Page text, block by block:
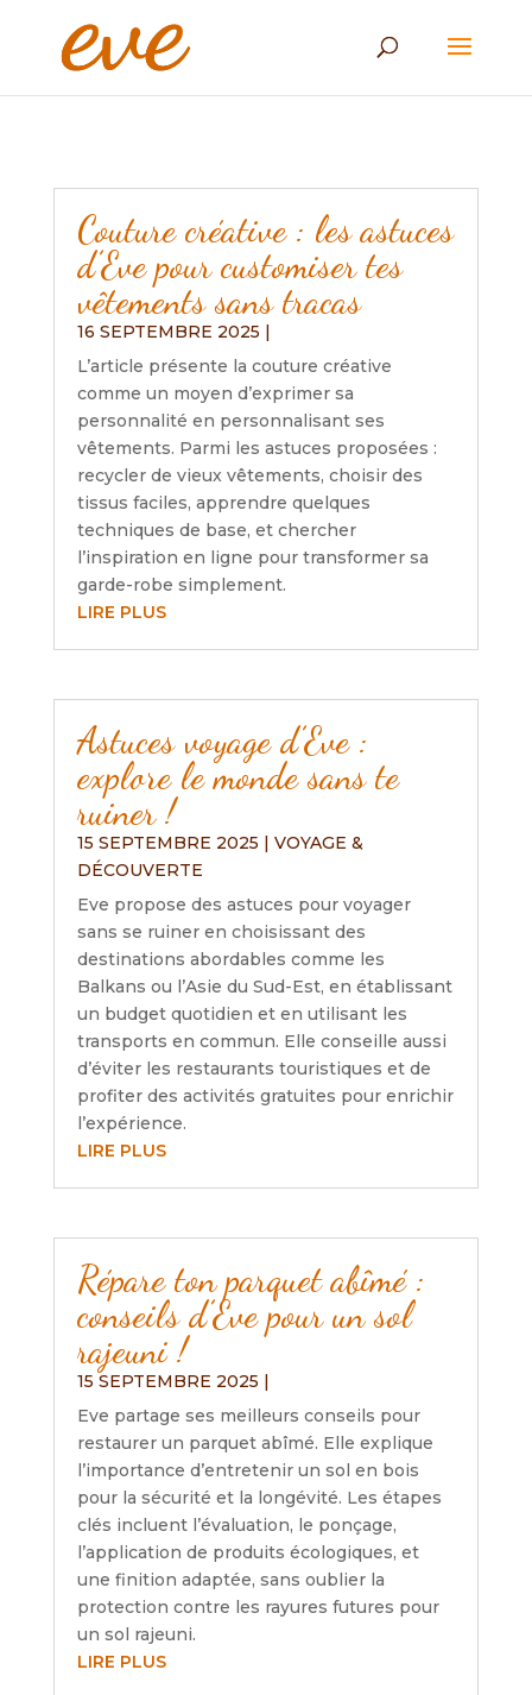
Couture créative : les astuces
d’Eve pour customiser tes
vêtements sans tracas
16 SEPTEMBRE 2025 |
L’article présente la couture créative
comme un moyen d’exprimer sa
personnalité en personnalisant ses
vêtements. Parmi les astuces proposées :
recycler de vieux vêtements, choisir des
tissus faciles, apprendre quelques
techniques de base, et chercher
l’inspiration en ligne pour transformer sa
garde-robe simplement.
LIRE PLUS
Astuces voyage d’Eve :
explore le monde sans te
ruiner !
15 SEPTEMBRE 2025 | VOYAGE &
DÉCOUVERTE
Eve propose des astuces pour voyager
sans se ruiner en choisissant des
destinations abordables comme les
Balkans ou l’Asie du Sud-Est, en établissant
un budget quotidien et en utilisant les
transports en commun. Elle conseille aussi
d’éviter les restaurants touristiques et de
profiter des activités gratuites pour enrichir
l’expérience.
LIRE PLUS
Répare ton parquet abîmé :
conseils d’Eve pour un sol
rajeuni !
15 SEPTEMBRE 2025
Eve partage ses meilleurs conseils pour
restaurer un parquet abîmé. Elle explique
l’importance d’entretenir un sol en bois
pour la sécurité et la longévité. Les étapes
clés incluent l’évaluation, le ponçage,
l’application de produits écologiques, et
une finition adaptée, sans oublier la
protection contre les rayures futures pour
un sol rajeuni.
LIRE PLUS